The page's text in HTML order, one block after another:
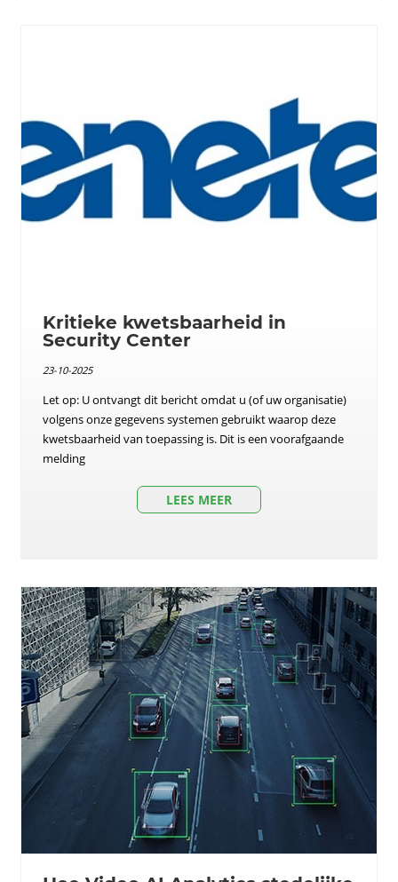
Kritieke kwetsbaarheid in
Security Center
23-10-2025
Let op: U ontvangt dit bericht omdat u (of uw organisatie)
volgens onze gegevens systemen gebruikt waarop deze
kwetsbaarheid van toepassing is. Dit is een voorafgaande
melding
LEES MEER